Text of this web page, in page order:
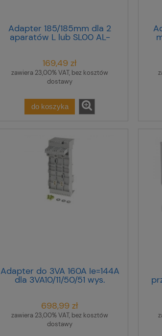
Adapter 185/185mm dla 2
aparatów L lub SL00 AL-
169,49 zł
zawiera 23,00% VAT, bez kosztów
dostawy
do koszyka
Adapter do 3VA 160A Ie=144A
dla 3VA10/11/50/51 wys.
200mm szer. 77mm 8US1213-
698,99 zł
zawiera 23,00% VAT, bez kosztów
dostawy